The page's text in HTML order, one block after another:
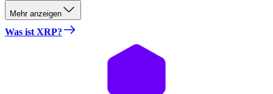
Mehr anzeigen
Was ist XRP?